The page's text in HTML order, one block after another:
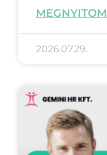
MEGNYITOM
2026.07.29.